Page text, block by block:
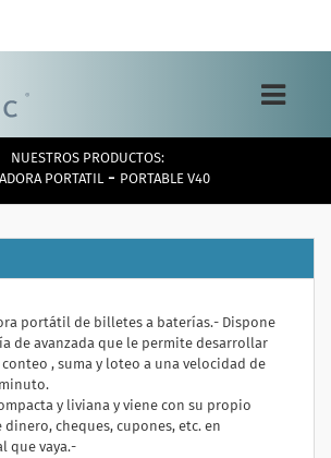
Toggle
navigation
NUESTROS PRODUCTOS:
PORTATIL- PORTABLE V40
portátil de billetes a baterías.- Dispone
de avanzada que le permite desarrollar
, suma y loteo a una velocidad de
y liviana y viene con su propio
dinero, cheques, cupones, etc. en
que vaya.-